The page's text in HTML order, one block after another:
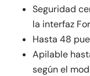
Seguridad
la interfaz
Hasta 48
Apilable
según el